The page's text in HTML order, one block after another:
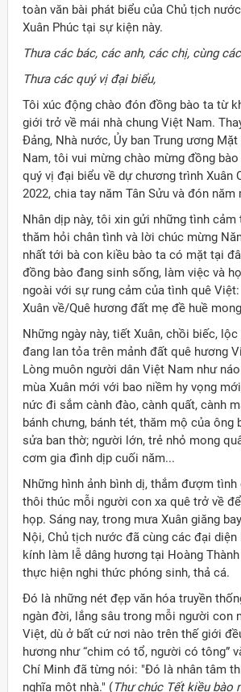
Việt Nam ở nước ngoài
toàn văn bài phát biểu của Chủ tịch
Xuân Phúc tại sự kiện này.
Thưa các bác, các anh, các chị, cùng
Thưa các quý vị đại biểu,
Tôi xúc động chào đón đồng bào ta từ
giới trở về mái nhà chung Việt Nam.
Đảng, Nhà nước, Ủy ban Trung ương
Nam, tôi vui mừng chào mừng đồng
quý vị đại biểu về dự chương trình Xuân
2022, chia tay năm Tân Sửu và đón năm
Nhân dịp này, tôi xin gửi những tình
thăm hỏi chân tình và lời chúc mừng
nhất tới bà con kiều bào ta có mặt tại
đồng bào đang sinh sống, làm việc và
ngoài với sự rung cảm của tình quê
Xuân về/Quê hương đất mẹ đề huề
Những ngày này, tiết Xuân, chồi biếc,
đang lan tỏa trên mảnh đất quê hương
Lòng muôn người dân Việt Nam như
mùa Xuân mới với bao niềm hy vọng
nức đi sắm cành đào, cành quất, cành
bánh chưng, bánh tét, thăm mộ của ông
sửa ban thờ; người lớn, trẻ nhỏ mong
cơm gia đình dịp cuối năm...
Những hình ảnh bình dị, thắm đượm
thôi thúc mỗi người con xa quê trở về
họp. Sáng nay, trong mưa Xuân giăng
Nội, Chủ tịch nước đã cùng các đại
kính làm lễ dâng hương tại Hoàng
thực hiện nghi thức phóng sinh, thả cá.
Đó là những nét đẹp văn hóa truyền
ngàn đời, lắng sâu trong mỗi người con
Việt, dù ở bất cứ nơi nào trên thế giới
hương như “chim có tổ, người có tông”
Chí Minh đã từng nói: "Đó là nhân tâm
nghĩa một nhà." (Thư chúc Tết kiều bào